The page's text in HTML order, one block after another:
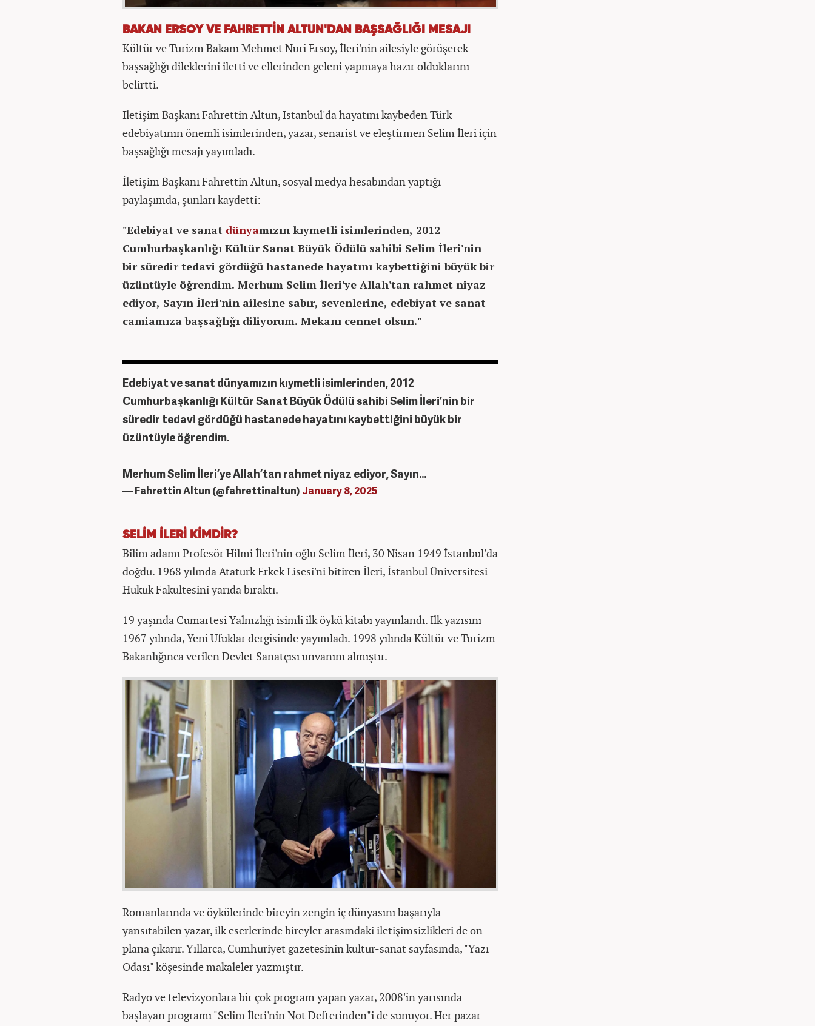
BAKAN ERSOY VE FAHRETTİN ALTUN'DAN BAŞSAĞLIĞI MESAJI
Kültür ve Turizm Bakanı Mehmet Nuri Ersoy, İleri'nin ailesiyle görüşerek
başsağlığı dileklerini iletti ve ellerinden geleni yapmaya hazır olduklarını
belirtti.
İletişim Başkanı Fahrettin Altun, İstanbul'da hayatını kaybeden Türk
edebiyatının önemli isimlerinden, yazar, senarist ve eleştirmen Selim İleri için
başsağlığı mesajı yayımladı.
İletişim Başkanı Fahrettin Altun, sosyal medya hesabından yaptığı
paylaşımda, şunları kaydetti:
"Edebiyat ve sanat dünyamızın kıymetli isimlerinden, 2012
Cumhurbaşkanlığı Kültür Sanat Büyük Ödülü sahibi Selim İleri'nin
bir süredir tedavi gördüğü hastanede hayatını kaybettiğini büyük bir
üzüntüyle öğrendim. Merhum Selim İleri'ye Allah'tan rahmet niyaz
ediyor, Sayın İleri'nin ailesine sabır, sevenlerine, edebiyat ve sanat
camiamıza başsağlığı diliyorum. Mekanı cennet olsun."
Edebiyat ve sanat dünyamızın kıymetli isimlerinden, 2012
Cumhurbaşkanlığı Kültür Sanat Büyük Ödülü sahibi Selim İleri’nin bir
süredir tedavi gördüğü hastanede hayatını kaybettiğini büyük bir
üzüntüyle öğrendim.
Merhum Selim İleri’ye Allah’tan rahmet niyaz ediyor, Sayın…
— Fahrettin Altun (@fahrettinaltun) January 8, 2025
SELİM İLERİ KİMDİR?
Bilim adamı Profesör Hilmi İleri'nin oğlu Selim İleri, 30 Nisan 1949 İstanbul'da
doğdu. 1968 yılında Atatürk Erkek Lisesi'ni bitiren İleri, İstanbul Üniversitesi
Hukuk Fakültesini yarıda bıraktı.
19 yaşında Cumartesi Yalnızlığı isimli ilk öykü kitabı yayınlandı. İlk yazısını
1967 yılında, Yeni Ufuklar dergisinde yayımladı. 1998 yılında Kültür ve Turizm
Bakanlığınca verilen Devlet Sanatçısı unvanını almıştır.
Romanlarında ve öykülerinde bireyin zengin iç dünyasını başarıyla
yansıtabilen yazar, ilk eserlerinde bireyler arasındaki iletişimsizlikleri de ön
plana çıkarır. Yıllarca, Cumhuriyet gazetesinin kültür-sanat sayfasında, "Yazı
Odası" köşesinde makaleler yazmıştır.
Radyo ve televizyonlara bir çok program yapan yazar, 2008'in yarısında
başlayan programı "Selim İleri'nin Not Defterinden"i de sunuyor. Her pazar